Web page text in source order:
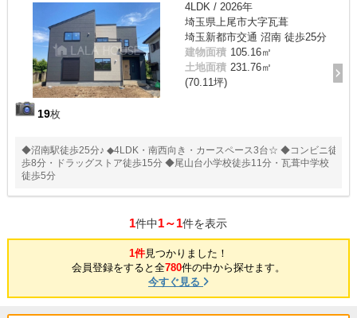
19枚
4LDK / 2026年
埼玉県上尾市大字瓦葺
埼玉新都市交通 沼南 徒歩25分
建物面積 105.16㎡
土地面積 231.76㎡
(70.11坪)
◆沼南駅徒歩25分♪ ◆4LDK・南西向き・カースペース3台☆ ◆コンビニ徒
歩8分・ドラッグストア徒歩15分 ◆尾山台小学校徒歩11分・瓦葺中学校
徒歩5分
1件中1～1件を表示
1件見つかりました！
会員登録をすると全780件の中から探せます。
今すぐ見る